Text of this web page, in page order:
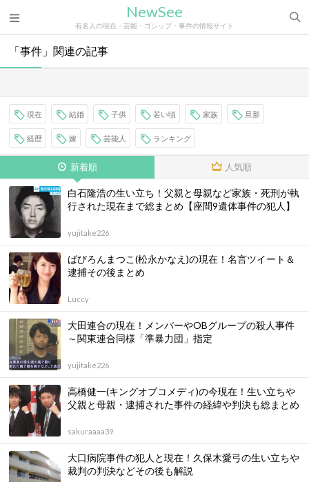
NewSee
有名人の現在・芸能・ゴシップ・事件の情報サイト
「事件」関連の記事
現在 結婚 子供 若い頃 家族 旦那
経歴 嫁 芸能人 ランキング
新着順 人気順
白石隆浩の生い立ち！父親と母親など家族・死刑が執
行された現在まで総まとめ【座間9遺体事件の犯人】
yujitake226
ばびろんまつこ(松永かなえ)の現在！名言ツイート＆
逮捕その後まとめ
Luccy
大田連合の現在！メンバーやOBグループの殺人事件
～関東連合同様「準暴力団」指定
yujitake226
高橋健一(キングオブコメディ)の今現在！生い立ちや
父親と母親・逮捕された事件の経緯や判決も総まとめ
sakuraaaa39
大口病院事件の犯人と現在！久保木愛弓の生い立ちや
裁判の判決などその後も解説